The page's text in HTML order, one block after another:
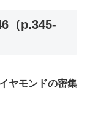
（p.345-
ヤモンドの密集